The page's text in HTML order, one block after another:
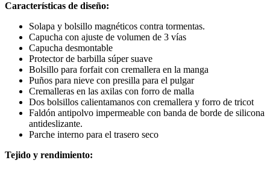
Características de diseño:
Solapa y bolsillo magnéticos contra tormentas.
Capucha con ajuste de volumen de 3 vías
Capucha desmontable
Protector de barbilla súper suave
Bolsillo para forfait con cremallera en la manga
Puños para nieve con presilla para el pulgar
Cremalleras en las axilas con forro de malla
Dos bolsillos calientamanos con cremallera y forro de tricot
Faldón antipolvo impermeable con banda de borde de silicona
antideslizante.
Parche interno para el trasero seco
Tejido y rendimiento: